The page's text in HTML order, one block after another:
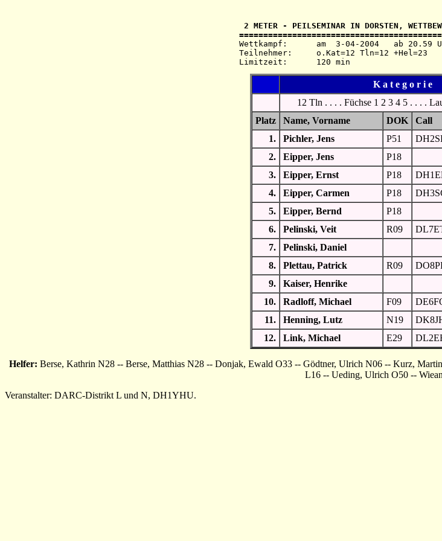
2 METER - PEILSEMINAR IN DORSTEN,
Wettkampf:  	am  3-04-2004   ab 20.59 Uhr   im 2-m-Band
Teilnehmer: 	o.Kat=12 Tln=12 +Hel=23
K a t e g o r i e
12 Tln . . . . Füchse 1 2 3 4 5 . . . .
Platz
Name, Vorname DOK Call
1.
Pichler, Jens P51
2.
Eipper, Jens P18
3.
Eipper, Ernst P18
4.
Eipper, Carmen P18
5.
Eipper, Bernd P18
6.
Pelinski, Veit R09
7.
Pelinski, Daniel
8.
Plettau, Patrick R09
9.
Kaiser, Henrike
10.
Radloff, Michael F09
11.
Henning, Lutz N19
12.
Link, Michael E29
Helfer: Berse, Kathrin N28 -- Berse, Matthias N28 -- Donjak, Ewald O33 -- Gödtner, Ulrich N06 -- Kurz,
L16 -- Ueding, Ulrich O50 --
Veranstalter: DARC-Distrikt L und N, DH1YHU.